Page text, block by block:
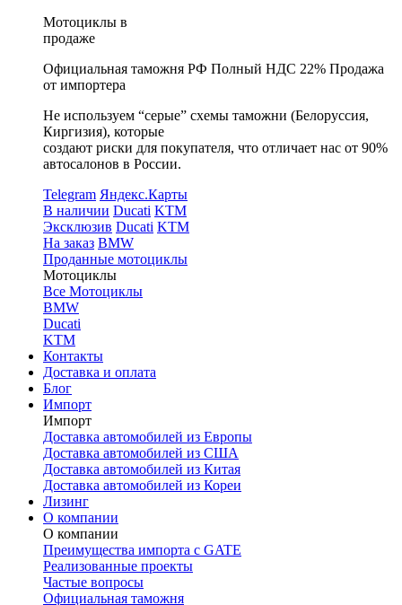
Мотоциклы в
продаже
Официальная таможня РФ Полный НДС 22% Продажа
от импортера
Не используем “серые” схемы таможни (Белоруссия,
Киргизия), которые
создают риски для покупателя, что отличает нас от 90%
автосалонов в России.
Telegram Яндекс.Карты
В наличии Ducati KTM
Эксклюзив Ducati KTM
На заказ BMW
Проданные мотоциклы
Мотоциклы
Все Мотоциклы
BMW
Ducati
KTM
Контакты
Доставка и оплата
Блог
Импорт
Импорт
Доставка автомобилей из Европы
Доставка автомобилей из США
Доставка автомобилей из Китая
Доставка автомобилей из Кореи
Лизинг
О компании
О компании
Преимущества импорта с GATE
Реализованные проекты
Частые вопросы
Официальная таможня